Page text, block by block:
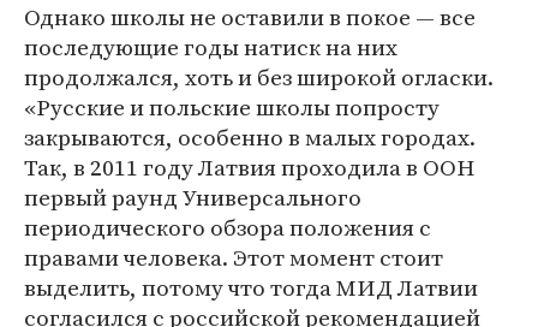
Однако школы не оставили в покое — все
последующие годы натиск на них
продолжался, хоть и без широкой огласки.
«Русские и польские школы попросту
закрываются, особенно в малых городах.
Так, в 2011 году Латвия проходила в ООН
первый раунд Универсального
периодического обзора положения с
правами человека. Этот момент стоит
выделить, потому что тогда МИД Латвии
согласился с российской рекомендацией